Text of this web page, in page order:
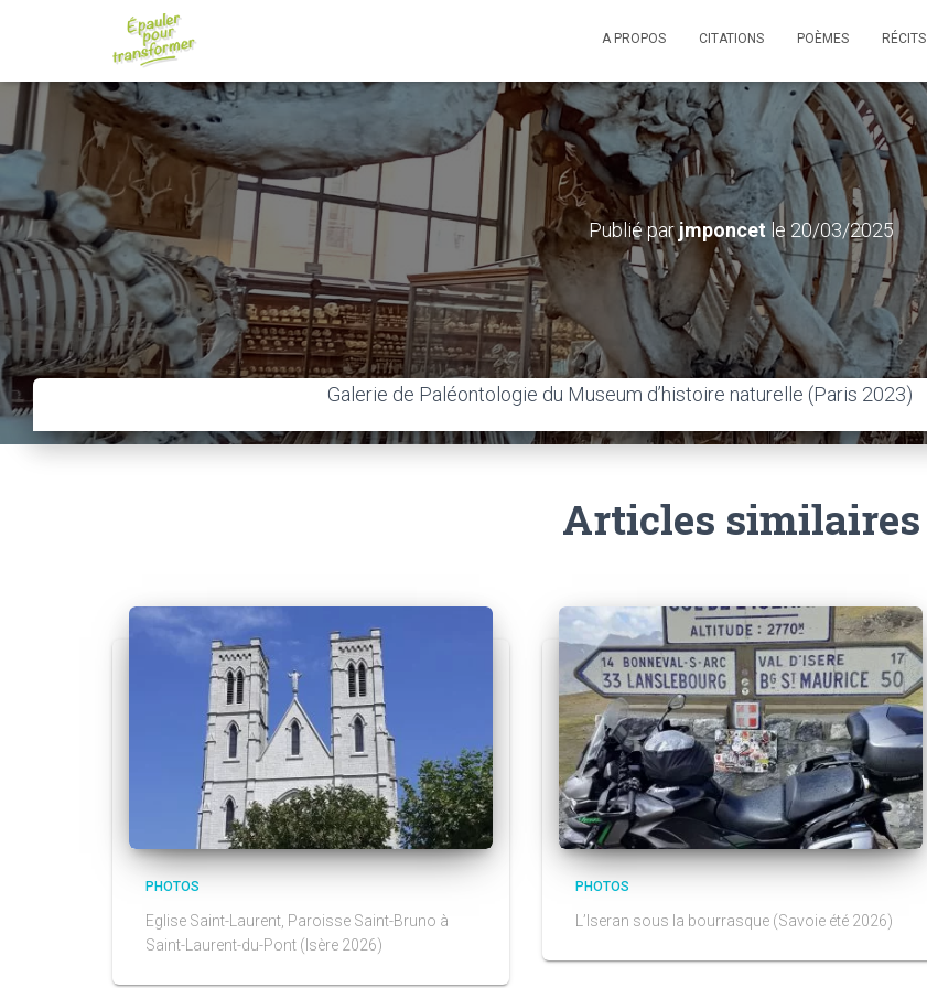
A PROPOS CITATIONS POÈMES RÉCITS
Publié parjmponcet le 20/03/2025
Galerie de Paléontologie du Museum d’histoire naturelle (Paris 2023)
Articles similaires
PHOTOS
Eglise Saint-Laurent, Paroisse Saint-Bruno à
Saint-Laurent-du-Pont (Isère 2026)
PHOTOS
L’Iseran sous la bourrasque (Savoie été 2026)